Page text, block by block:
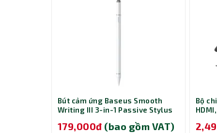
Bút cảm ứng Baseus Smooth
Writing III 3-in-1 Passive Stylus
White (LVN080-NM-WH)
179,000đ (bao gồm VAT)
Bộ